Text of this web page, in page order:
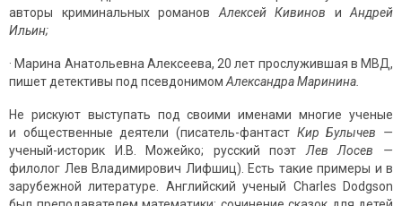
авторы криминальных романов Алексей Кивинов и Андрей
Ильин;
· Марина Анатольевна Алексеева, 20 лет прослужившая в МВД,
пишет де­тективы под псевдонимом Александра Маринина.
Не рискуют выступать под своими именами многие ученые
и общественные деятели (писатель-фантаст Кир Булычев —
ученый-историк И.В. Можейко; рус­ский поэт Лев Лосев —
филолог Лев Владимирович Лифшиц). Есть такие примеры и в
зарубежной литературе. Английский ученый Charles Dodgson